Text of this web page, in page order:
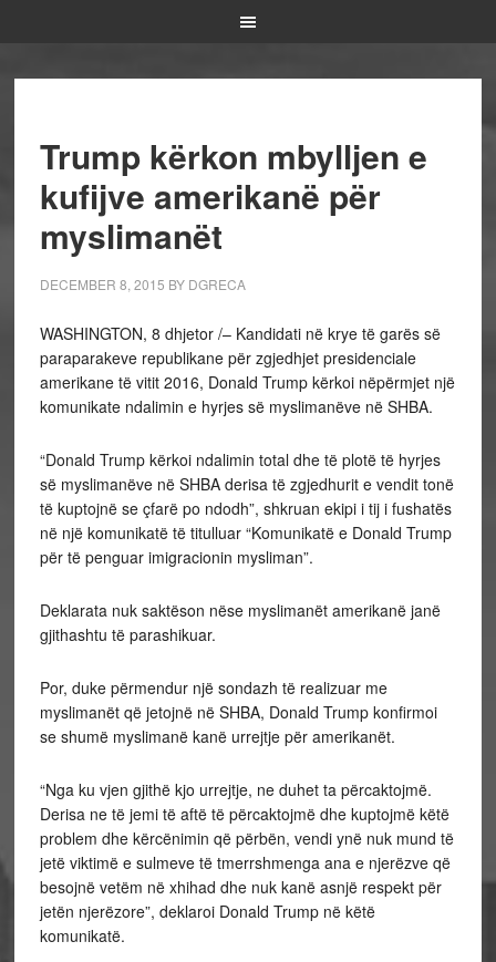
Trump kërkon mbylljen e
kufijve amerikanë për
myslimanët
DECEMBER 8, 2015 BY DGRECA
WASHINGTON, 8 dhjetor /– Kandidati në krye të garës së
paraparakeve republikane për zgjedhjet presidenciale
amerikane të vitit 2016, Donald Trump kërkoi nëpërmjet një
komunikate ndalimin e hyrjes së myslimanëve në SHBA.
“Donald Trump kërkoi ndalimin total dhe të plotë të hyrjes
së myslimanëve në SHBA derisa të zgjedhurit e vendit tonë
të kuptojnë se çfarë po ndodh”, shkruan ekipi i tij i fushatës
në një komunikatë të titulluar “Komunikatë e Donald Trump
për të penguar imigracionin mysliman”.
Deklarata nuk saktëson nëse myslimanët amerikanë janë
gjithashtu të parashikuar.
Por, duke përmendur një sondazh të realizuar me
myslimanët që jetojnë në SHBA, Donald Trump konfirmoi
se shumë myslimanë kanë urrejtje për amerikanët.
“Nga ku vjen gjithë kjo urrejtje, ne duhet ta përcaktojmë.
Derisa ne të jemi të aftë të përcaktojmë dhe kuptojmë këtë
problem dhe kërcënimin që përbën, vendi ynë nuk mund të
jetë viktimë e sulmeve të tmerrshmenga ana e njerëzve që
besojnë vetëm në xhihad dhe nuk kanë asnjë respekt për
jetën njerëzore”, deklaroi Donald Trump në këtë
komunikatë.